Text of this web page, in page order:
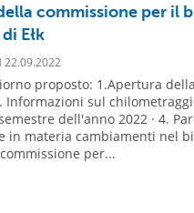
commissione per il
Ełk
22.09.2022
proposto: 1.Apertura
Informazioni sul
dell'anno 2022 · 4.
in materia cambiamenti nel
per...